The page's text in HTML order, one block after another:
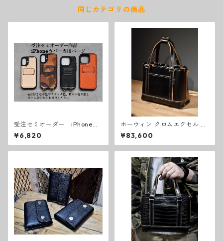
同じカテゴリの商品
受注セミオーダー iPhoneカ
バー 専用ページ
¥6,820
ホーウィン クロムエクセル ト
ートバッグ M
¥83,600